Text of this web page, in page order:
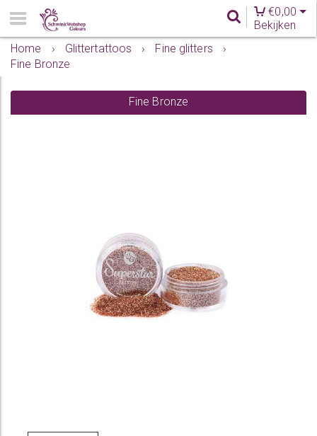
€0,00
Bekijken
Home
› Glittertattoos › Fine glitters
›
Fine Bronze
Fine Bronze